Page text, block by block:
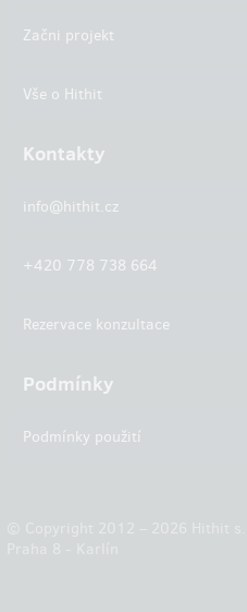
Začni projekt
Vše o Hithit
Kontakty
info@hithit.cz
+420 778 738 664
Rezervace konzultace
Podmínky
Podmínky použití